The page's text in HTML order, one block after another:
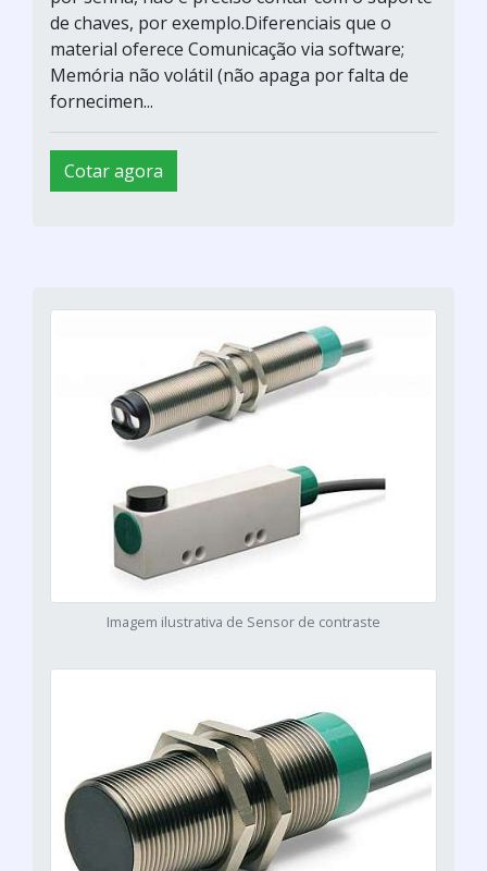
de chaves, por exemplo.Diferenciais que o
material oferece Comunicação via software;
Memória não volátil (não apaga por falta de
fornecimen...
Cotar agora
Imagem ilustrativa de Sensor de contraste